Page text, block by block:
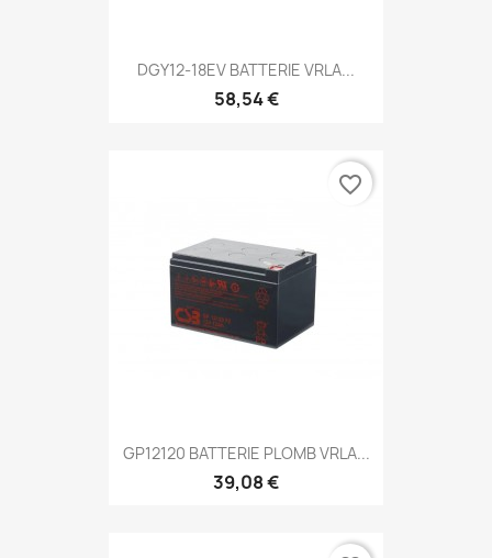
DGY12-18EV BATTERIE VRLA...
58,54 €
GP12120 BATTERIE PLOMB VRLA...
39,08 €
favorite_border